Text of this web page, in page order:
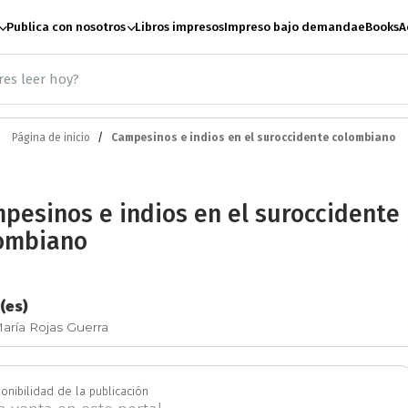
Publica con nosotros Libros impresosImpreso bajo demandaeBooks
Artes escénicas
paz
Derecho
Página de inicio Campesinos e indios en el suroccidente colombiano
e indios en el suroccidente
Rojas Guerra
de la publicación